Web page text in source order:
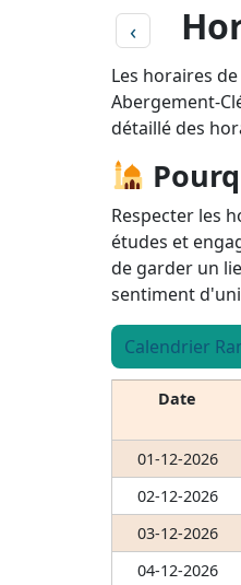
‹
Les horaires
Abergement-
détaillé des
Respecter les
études et
de garder un
sentiment
Calendrier
Date
01-12-2026
02-12-2026
03-12-2026
04-12-2026